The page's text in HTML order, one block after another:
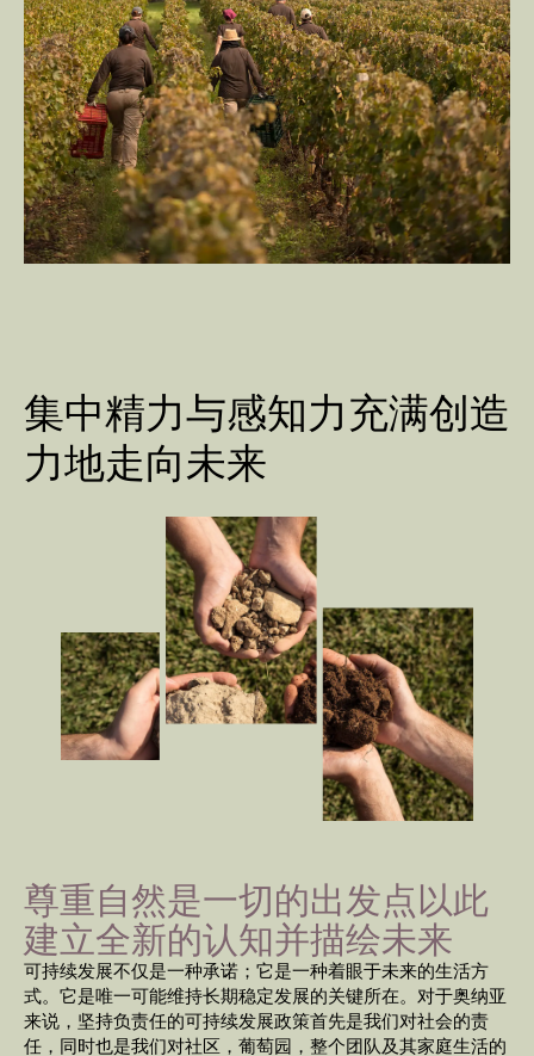
集中精力与感知力充满创造
力地走向未来
尊重自然是一切的出发点以此
建立全新的认知并描绘未来
可持续发展不仅是一种承诺；它是一种着眼于未来的生活方
式。它是唯一可能维持长期稳定发展的关键所在。对于奥纳亚
来说，坚持负责任的可持续发展政策首先是我们对社会的责
任，同时也是我们对社区，葡萄园，整个团队及其家庭生活的